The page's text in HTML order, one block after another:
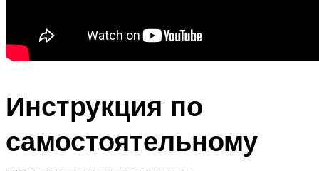
Инструкция по
самостоятельному